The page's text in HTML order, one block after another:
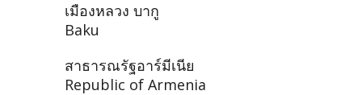
เมืองหลวง บากู
Baku
สาธารณรัฐอาร์มีเนีย
Republic of Armenia